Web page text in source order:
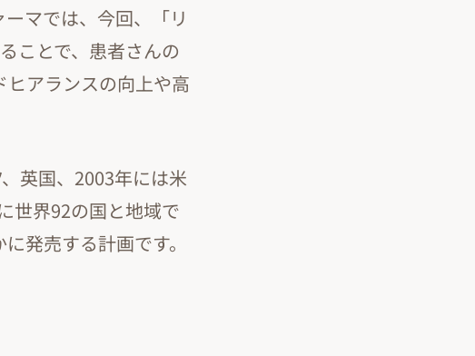
マでは、今回、「リ
ことで、患者さんの
アランスの向上や高
英国、2003年には米
世界92の国と地域で
発売する計画です。